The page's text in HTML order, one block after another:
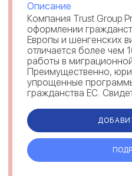
Описание
Компания Trust Group
оформлении
Европы и шенгенских
отличается более чем
работы в
Преимущественно,
упрощенные
гражданства ЕС.
на рейтингов...